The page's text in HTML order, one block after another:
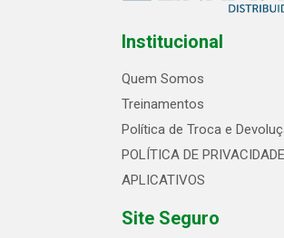
Institucional
Quem Somos
Treinamentos
Política de Troca e
POLÍTICA DE
APLICATIVOS
Site Seguro